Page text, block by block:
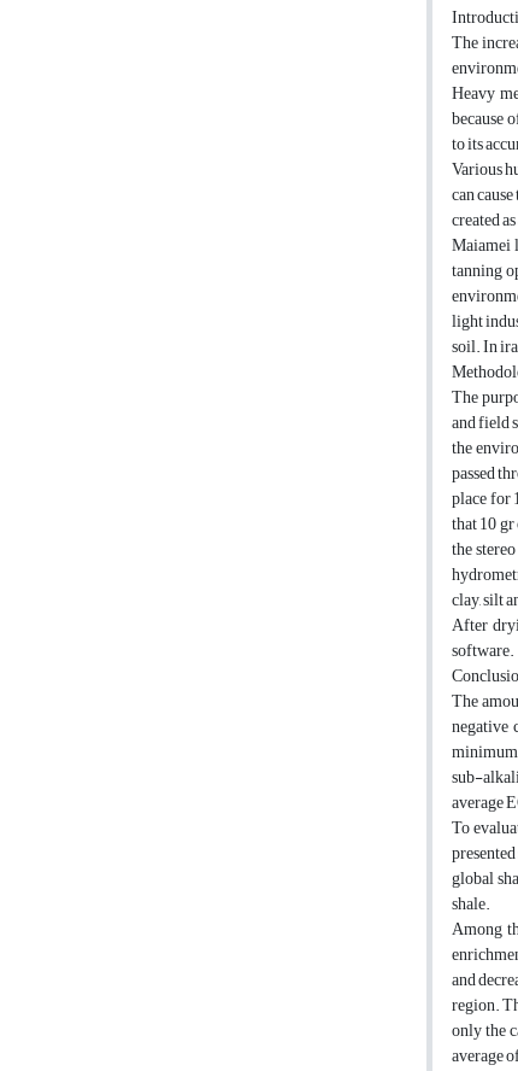
The
Heavy
because
to its
Various
can
created
Maiamei
tanning
light
soil. In
The
and field
the
passed
place for
that 10
the
clay, silt
After
software.
The
negative
sub-
average
To
global
shale.
Among
and
region.
only the
average